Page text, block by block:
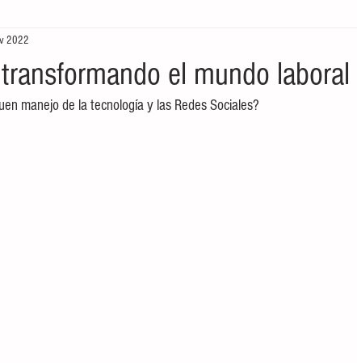
internet Redes sociales Pintura
el mundo laboral
2022
manejo de la tecnología y las Redes Sociales?